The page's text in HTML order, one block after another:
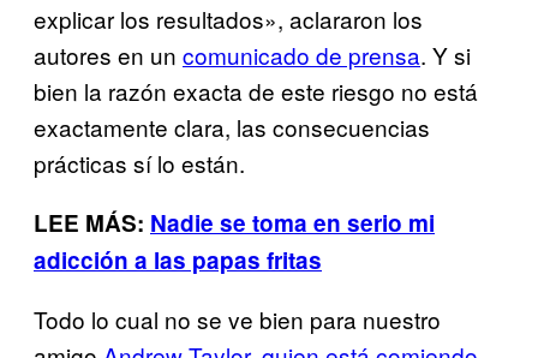
explicar los resultados», aclararon los
autores en un comunicado de prensa. Y si
bien la razón exacta de este riesgo no está
exactamente clara, las consecuencias
prácticas sí lo están.
LEE MÁS: Nadie se toma en serio mi
adicción a las papas fritas
Todo lo cual no se ve bien para nuestro